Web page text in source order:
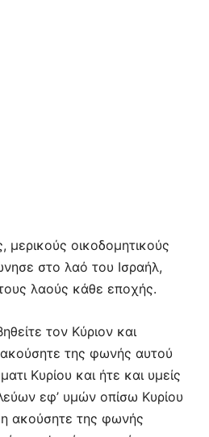
οικοδομητικούς
στο λαό του Ισραήλ,
λαούς κάθε εποχής.
τον Κύριον και
της φωνής αυτού
Κυρίου και ήτε και υμείς
εφ’ υμών οπίσω Κυρίου
ακούσητε της φωνής